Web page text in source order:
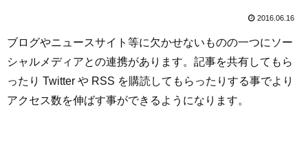
2016.06.16
ブログやニュースサイト等に欠かせないものの一つにソー
シャルメディアとの連携があります。記事を共有してもら
ったり Twitter や RSS を購読してもらったりする事でより
アクセス数を伸ばす事ができるようになります。